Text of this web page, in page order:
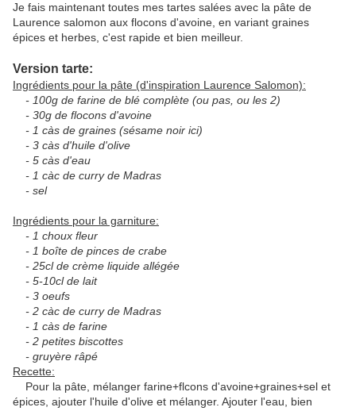
Je fais maintenant toutes mes tartes salées avec la pâte de
Laurence salomon aux flocons d'avoine, en variant graines
épices et herbes, c'est rapide et bien meilleur.
Version tarte:
Ingrédients pour la pâte (d'inspiration Laurence Salomon):
- 100g de farine de blé complète (ou pas, ou les 2)
- 30g de flocons d'avoine
- 1 càs de graines (sésame noir ici)
- 3 càs d'huile d'olive
- 5 càs d'eau
- 1 càc de curry de Madras
- sel
Ingrédients pour la garniture:
- 1 choux fleur
- 1 boîte de pinces de crabe
- 25cl de crème liquide allégée
- 5-10cl de lait
- 3 oeufs
- 2 càc de curry de Madras
- 1 càs de farine
- 2 petites biscottes
- gruyère râpé
Recette:
Pour la pâte, mélanger farine+flcons d'avoine+graines+sel et
épices, ajouter l'huile d'olive et mélanger. Ajouter l'eau, bien